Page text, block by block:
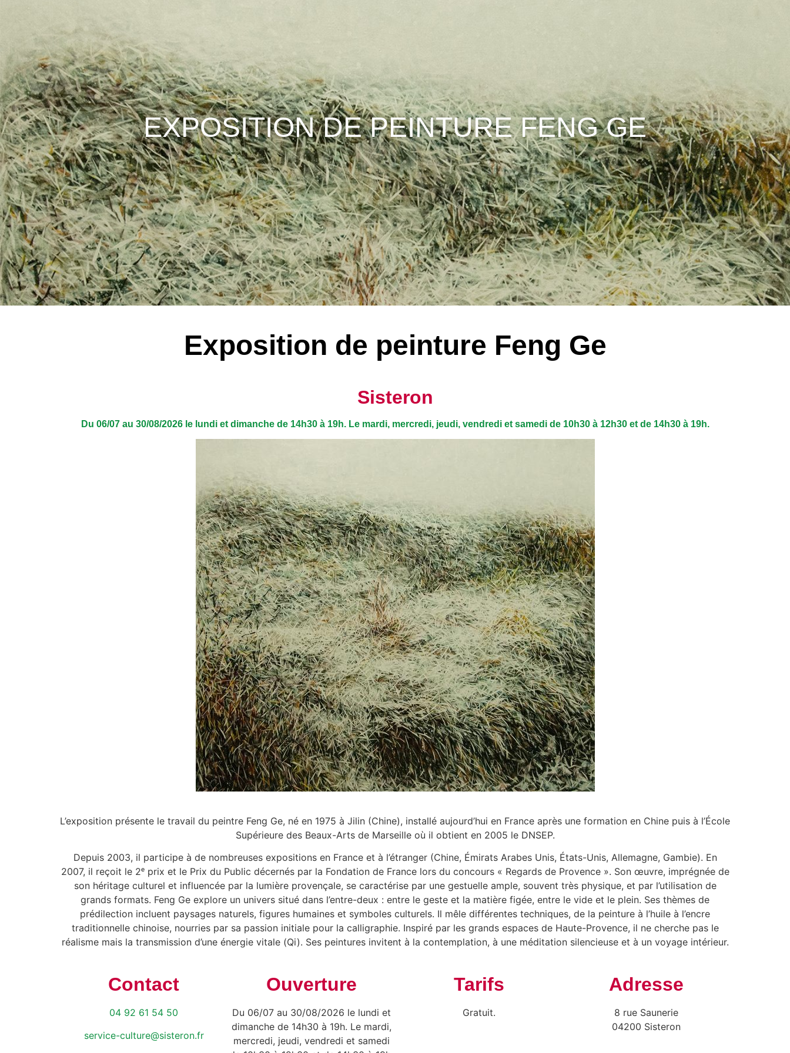
EXPOSITION DE PEINTURE FENG GE
Exposition de peinture Feng Ge
Sisteron
Du 06/07 au 30/08/2026 le lundi et dimanche de 14h30 à 19h. Le mardi, mercredi, jeudi, vendredi et samedi de 10h30 à 12h30 et de 14h30 à 19h.
L’exposition présente le travail du peintre Feng Ge, né en 1975 à Jilin (Chine), installé aujourd’hui en France après une formation en Chine puis à l’École
Supérieure des Beaux-Arts de Marseille où il obtient en 2005 le DNSEP.
Depuis 2003, il participe à de nombreuses expositions en France et à l’étranger (Chine, Émirats Arabes Unis, États-Unis, Allemagne, Gambie). En
2007, il reçoit le 2ᵉ prix et le Prix du Public décernés par la Fondation de France lors du concours « Regards de Provence ». Son œuvre, imprégnée de
son héritage culturel et influencée par la lumière provençale, se caractérise par une gestuelle ample, souvent très physique, et par l’utilisation de
grands formats. Feng Ge explore un univers situé dans l’entre-deux : entre le geste et la matière figée, entre le vide et le plein. Ses thèmes de
prédilection incluent paysages naturels, figures humaines et symboles culturels. Il mêle différentes techniques, de la peinture à l’huile à l’encre
traditionnelle chinoise, nourries par sa passion initiale pour la calligraphie. Inspiré par les grands espaces de Haute-Provence, il ne cherche pas le
réalisme mais la transmission d’une énergie vitale (Qi). Ses peintures invitent à la contemplation, à une méditation silencieuse et à un voyage intérieur.
Contact
04 92 61 54 50
service-culture@sisteron.fr
Ouverture
Du 06/07 au 30/08/2026 le lundi et
dimanche de 14h30 à 19h. Le mardi,
mercredi, jeudi, vendredi et samedi
Tarifs
Gratuit.
Adresse
8 rue Saunerie
04200 Sisteron